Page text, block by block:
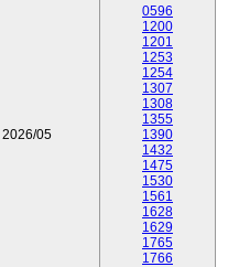
2026/05
0596
1200
1201
1253
1254
1307
1308
1355
1390
1432
1475
1530
1561
1628
1629
1765
1766